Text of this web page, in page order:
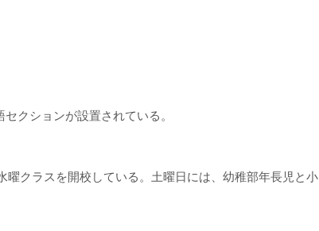
クションが設置されている。
クラスを開校している。土曜日には、 幼稚部年長児と小